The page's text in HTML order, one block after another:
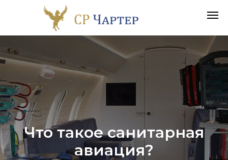
Что такое санитарная
авиация?